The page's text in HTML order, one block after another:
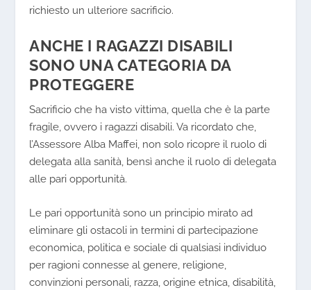
richiesto un ulteriore sacrificio.
ANCHE I RAGAZZI DISABILI
SONO UNA CATEGORIA DA
PROTEGGERE
Sacrificio che ha visto vittima, quella che è la parte
fragile, ovvero i ragazzi disabili. Va ricordato che,
l’Assessore Alba Maffei, non solo ricopre il ruolo di
delegata alla sanità, bensì anche il ruolo di delegata
alle pari opportunità.
Le pari opportunità sono un principio mirato ad
eliminare gli ostacoli in termini di partecipazione
economica, politica e sociale di qualsiasi individuo
per ragioni connesse al genere, religione,
convinzioni personali, razza, origine etnica, disabilità,